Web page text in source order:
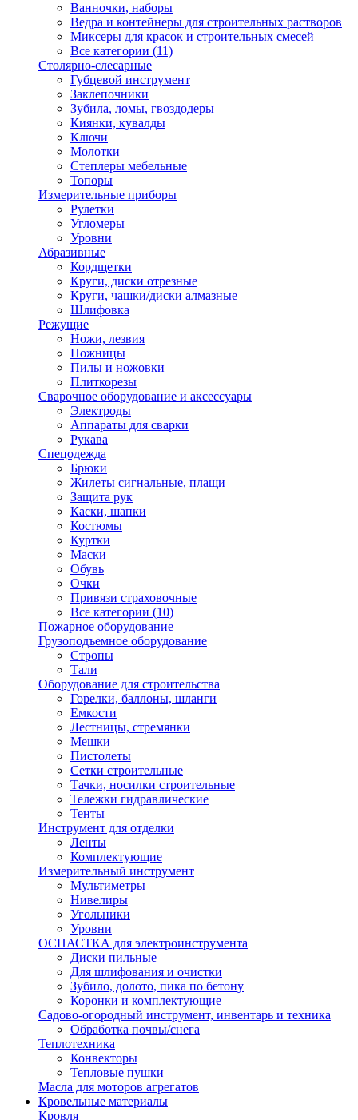
Ванночки, наборы
Ведра и контейнеры для строительных растворов
Миксеры для красок и строительных смесей
Все категории (11)
Столярно-слесарные
Губцевой инструмент
Заклепочники
Зубила, ломы, гвоздодеры
Киянки, кувалды
Ключи
Молотки
Степлеры мебельные
Топоры
Измерительные приборы
Рулетки
Угломеры
Уровни
Абразивные
Кордщетки
Круги, диски отрезные
Круги, чашки/диски алмазные
Шлифовка
Режущие
Ножи, лезвия
Ножницы
Пилы и ножовки
Плиткорезы
Сварочное оборудование и аксессуары
Электроды
Аппараты для сварки
Рукава
Спецодежда
Брюки
Жилеты сигнальные, плащи
Защита рук
Каски, шапки
Костюмы
Куртки
Маски
Обувь
Очки
Привязи страховочные
Все категории (10)
Пожарное оборудование
Грузоподъемное оборудование
Стропы
Тали
Оборудование для строительства
Горелки, баллоны, шланги
Емкости
Лестницы, стремянки
Мешки
Пистолеты
Сетки строительные
Тачки, носилки строительные
Тележки гидравлические
Тенты
Инструмент для отделки
Ленты
Комплектующие
Измерительный инструмент
Мультиметры
Нивелиры
Угольники
Уровни
ОСНАСТКА для электроинструмента
Диски пильные
Для шлифования и очистки
Зубило, долото, пика по бетону
Коронки и комплектующие
Садово-огородный инструмент, инвентарь и техника
Обработка почвы/снега
Теплотехника
Конвекторы
Тепловые пушки
Масла для моторов агрегатов
Кровельные материалы
Кровля